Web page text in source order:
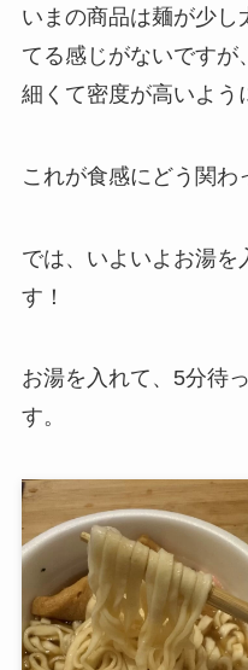
いまの商品は麺が少し
てる感じがないですが
細くて密度が高いよう
これが食感にどう関わ
では、いよいよお湯を
す！
お湯を入れて、5分待
す。